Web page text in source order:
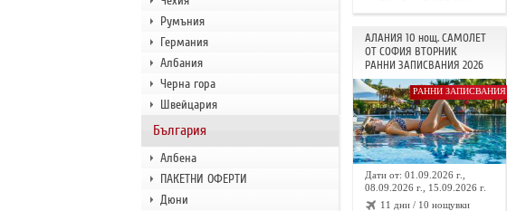
Румъния
Германия
Албания
Черна гора
Швейцария
България
Албена
ПАКЕТНИ ОФЕРТИ
Дюни
АЛАНИЯ 10 нощ. САМОЛЕТ
ОТ СОФИЯ ВТОРНИК
РАННИ ЗАПИСВАНИЯ 2026
РАННИ ЗАПИСВАНИЯ
Дати от: 01.09.2026 г.,
08.09.2026 г., 15.09.2026 г.
11 дни / 10 нощувки